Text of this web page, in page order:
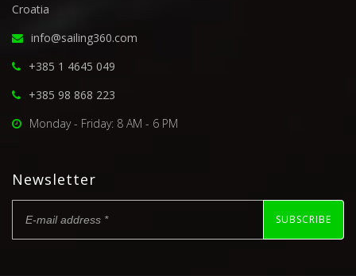
Croatia
info@sailing360.com
+385 1 4645 049
+385 98 868 223
Monday - Friday: 8 AM - 6 PM
Newsletter
SUBSCRIBE